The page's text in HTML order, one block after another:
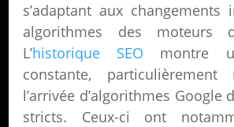
s’adaptant aux changements
algorithmes des moteurs
L’historique SEO montre
constante, particulièrement
l’arrivée d’algorithmes Google
stricts. Ceux-ci ont